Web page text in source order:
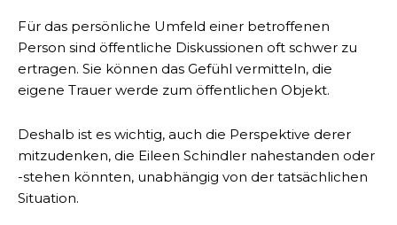
Für das persönliche Umfeld einer betroffenen
Person sind öffentliche Diskussionen oft schwer zu
ertragen. Sie können das Gefühl vermitteln, die
eigene Trauer werde zum öffentlichen Objekt.
Deshalb ist es wichtig, auch die Perspektive derer
mitzudenken, die Eileen Schindler nahestanden oder
-stehen könnten, unabhängig von der tatsächlichen
Situation.